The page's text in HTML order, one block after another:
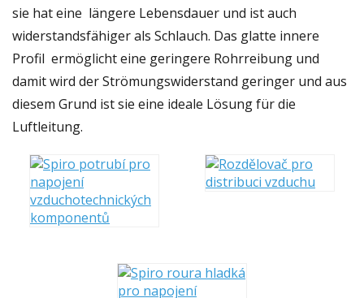
sie hat eine längere Lebensdauer und ist auch
widerstandsfähiger als Schlauch. Das glatte innere
Profil ermöglicht eine geringere Rohrreibung und
damit wird der Strömungswiderstand geringer und aus
diesem Grund ist sie eine ideale Lösung für die
Luftleitung.